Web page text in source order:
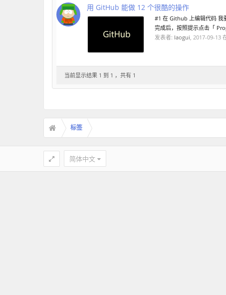
用 GitHub 能做 12 个很酷的操作
#1 在 Github 上编辑代码 我
完成后，按照提示点击「
发表者: laogui, 2017-09-13
当前显示结果 1 到 1 ，共有 1
标签
简体中文